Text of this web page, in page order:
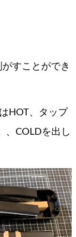
すことができ
HOT、タップ
、COLDを出し